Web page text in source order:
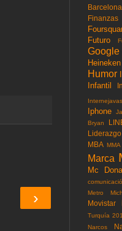
›
Barcelona
Finanzas
Futuro
Google
Heineken
Humor
Infantil
Iphone
Bryan
Liderazgo
MBA MMA
Marca
Mc
Metro
Movistar
Turquía
Narcos